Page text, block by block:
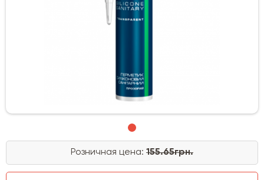
Розничная цена: 155.65грн.